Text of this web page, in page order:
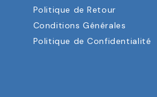
Politique de Retour
Conditions Générales
Politique de Confidentialité